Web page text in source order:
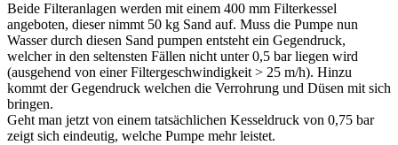
Beide Filteranlagen werden mit einem 400 mm Filterkessel
angeboten, dieser nimmt 50 kg Sand auf. Muss die Pumpe nun
Wasser durch diesen Sand pumpen entsteht ein Gegendruck,
welcher in den seltensten Fällen nicht unter 0,5 bar liegen wird
(ausgehend von einer Filtergeschwindigkeit > 25 m/h). Hinzu
kommt der Gegendruck welchen die Verrohrung und Düsen mit sich
bringen.
Geht man jetzt von einem tatsächlichen Kesseldruck von 0,75 bar
zeigt sich eindeutig, welche Pumpe mehr leistet.